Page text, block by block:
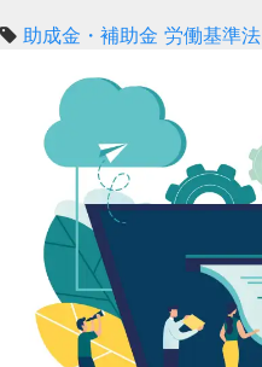
助成金・補助金 労働基準法